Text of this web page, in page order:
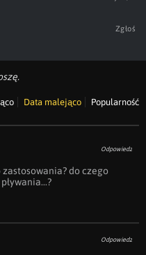
Zgłoś
Data malejąco Popularność
Odpowiedz
do czego
Odpowiedz